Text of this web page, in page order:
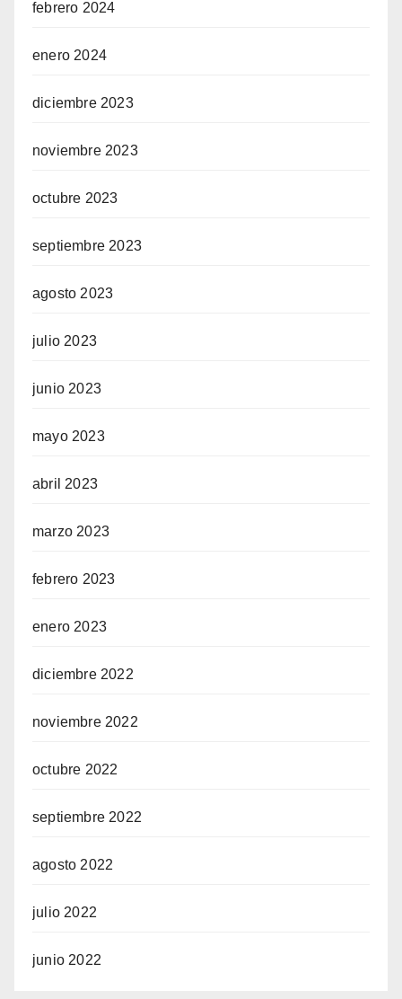
febrero 2024
enero 2024
diciembre 2023
noviembre 2023
octubre 2023
septiembre 2023
agosto 2023
julio 2023
junio 2023
mayo 2023
abril 2023
marzo 2023
febrero 2023
enero 2023
diciembre 2022
noviembre 2022
octubre 2022
septiembre 2022
agosto 2022
julio 2022
junio 2022